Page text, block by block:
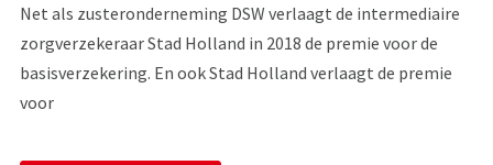
Net als zusteronderneming DSW verlaagt de intermediaire
zorgverzekeraar Stad Holland in 2018 de premie voor de
basisverzekering. En ook Stad Holland verlaagt de premie
voor